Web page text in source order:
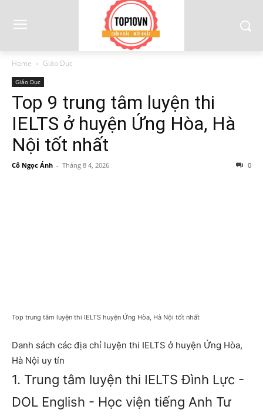
Home Giáo Dục
Giáo Dục
Top 9 trung tâm luyện thi
IELTS ở huyện Ứng Hòa, Hà
Nội tốt nhất
Cô Ngọc Ánh - Tháng 8 4, 2026 0
Top trung tâm luyện thi IELTS huyện Ứng Hòa, Hà Nội tốt nhất
Danh sách các địa chỉ luyện thi IELTS ở huyện Ứng Hòa,
Hà Nội uy tín
1. Trung tâm luyện thi IELTS Đình Lực -
DOL English - Học viện tiếng Anh Tư